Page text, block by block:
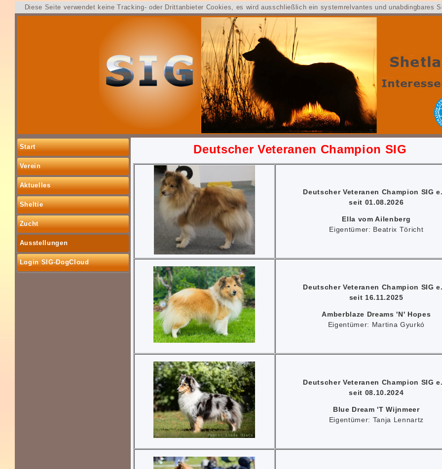
Diese Seite verwendet keine Tracking- oder Drittanbieter Cookies, es wird ausschließlich ein systemrelvantes und unabdingbares
Start
Verein
Aktuelles
Sheltie
Zucht
Ausstellungen
Login SIG-DogCloud
Deutscher Veteranen Champion SIG
Deutscher Veteranen Champion SIG
seit 01.08.2026
Ella vom Ailenberg
Eigentümer: Beatrix Töricht
Deutscher Veteranen Champion SIG
seit 16.11.2025
Amberblaze Dreams 'N' Hopes
Eigentümer: Martina Gyurkó
Deutscher Veteranen Champion SIG
seit 08.10.2024
Blue Dream 'T Wijnmeer
Eigentümer: Tanja Lennartz